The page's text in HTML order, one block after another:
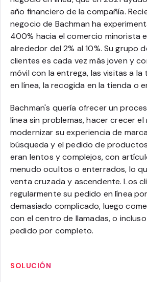
año financiero de la compañía.
negocio de Bachman ha
400% hacia el comercio minorista
alrededor del 2% al 10%. Su grupo
clientes es cada vez más joven y
móvil con la entrega, las visitas a
en línea, la recogida en la tienda o
Bachman's quería ofrecer un
línea sin problemas, hacer crecer
modernizar su experiencia de
búsqueda y el pedido de
eran lentos y complejos, con
menudo ocultos o enterrados, lo
venta cruzada y ascendente. Los
regularmente su pedido en línea
demasiado complicado, luego
con el centro de llamadas, o
pedido por completo.
SOLUCIÓN